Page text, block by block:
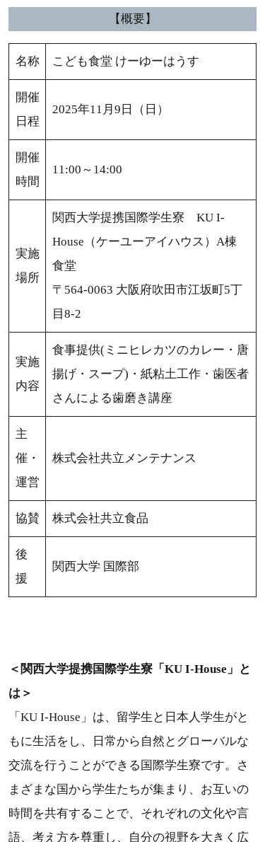
【概要】
名称 こども食堂 けーゆーはうす
開催
日程
2025年11月9日（日）
開催
時間
11:00～14:00
実施
場所
関西大学提携国際学生寮 KU I-
House（ケーユーアイハウス）A棟
食堂
〒564-0063 大阪府吹田市江坂町5丁
目8-2
実施
内容
食事提供(ミニヒレカツのカレー・唐
揚げ・スープ)・紙粘土工作・歯医者
さんによる歯磨き講座
主
催・
運営
株式会社共立メンテナンス
協賛 株式会社共立食品
後
援
関西大学 国際部
＜関西大学提携国際学生寮「KU I-House」と
は＞
「KU I-House」は、留学生と日本人学生がと
もに生活をし、日常から自然とグローバルな
交流を行うことができる国際学生寮です。さ
まざまな国から学生たちが集まり、お互いの
時間を共有することで、それぞれの文化や言
語、考え方を尊重し、自分の視野を大きく広